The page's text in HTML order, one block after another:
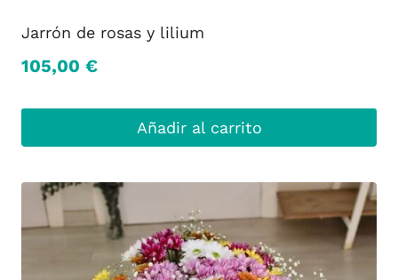
Jarrón de rosas y lilium
105,00 €
Añadir al carrito